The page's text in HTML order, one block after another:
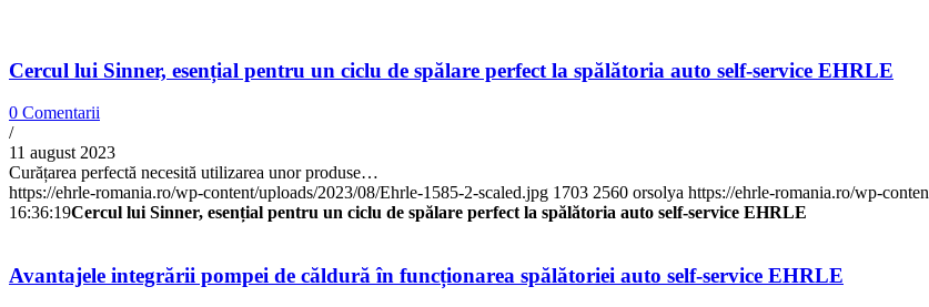
Cercul lui Sinner, esențial pentru un ciclu de spălare perfect la spălătoria auto self-service EHRLE
0 Comentarii
/
11 august 2023
Curățarea perfectă necesită utilizarea unor produse…
https://ehrle-romania.ro/wp-content/uploads/2023/08/Ehrle-1585-2-scaled.jpg 1703 2560 orsolya https://ehrle-romania.ro/wp-
16:36:19Cercul lui Sinner, esențial pentru un ciclu de spălare perfect la spălătoria auto self-service EHRLE
Avantajele integrării pompei de căldură în funcționarea spălătoriei auto self-service EHRLE